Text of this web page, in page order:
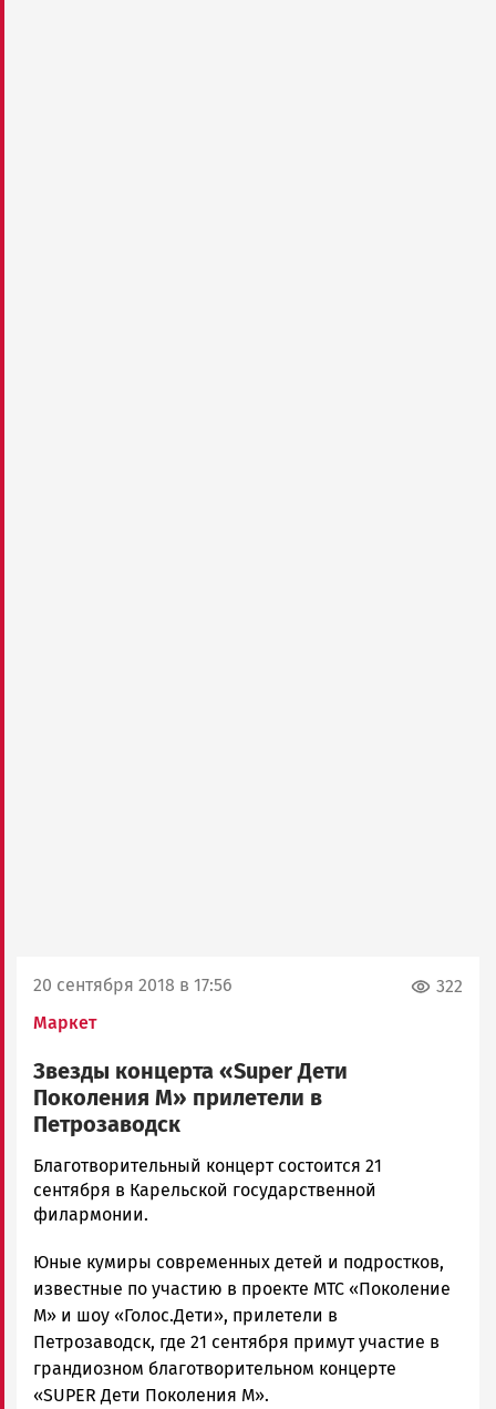
20 сентября 2018 в 17:56
Маркет
322
Звезды концерта «Super Дети
Поколения М» прилетели в
Петрозаводск
Алексей
Смирнов
Новости
и
Карелии
|
Петрозаводск
ГОВОРИТ
Благотворительный концерт состоится 21
сентября в Карельской государственной
филармонии.
Юные кумиры современных детей и подростков,
известные по участию в проекте МТС «Поколение
М» и шоу «Голос.Дети», прилетели в
Петрозаводск, где 21 сентября примут участие в
грандиозном благотворительном концерте
«SUPER Дети Поколения М».